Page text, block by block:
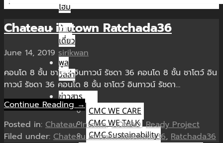
โฮม
บ้าน
เดี่ยว
พูล
วิลล่า
ข่าวสาร
CMC WE CARE
CMC WE TALK
CMC Sustainability
Chateau in town Ratchada36
June 14, 2019 sirikwan
คอนโด 8 ชั้น ชาโตว์ อินทาวน์ รัชดา 36 คอนโด 8 ชั้น ชาโตว์ อิน
ทาวน์ รัชดา 36 คอนโด 8 ชั้น ชาโตว์ อินทาวน์ รัชดา…
Continue Reading →
Posted in: Chateau Intown,CONDO,Ready Project
Filed under: Chateau in town Ratchada36, Ratchada36